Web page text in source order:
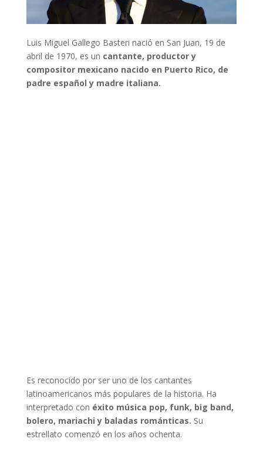
Luis Miguel Gallego Basteri nació en San Juan, 19 de
abril de 1970, es un cantante, productor y
compositor mexicano nacido en Puerto Rico, de
padre español y madre italiana.
Es reconocido por ser uno de los cantantes
latinoamericanos más populares de la historia. Ha
interpretado con éxito música pop, funk, big band,
bolero, mariachi y baladas románticas. Su
estrellato comenzó en los años ochenta.